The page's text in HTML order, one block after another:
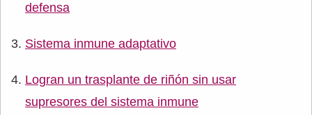
defensa
Sistema inmune adaptativo
Logran un trasplante de riñón sin usar
supresores del sistema inmune